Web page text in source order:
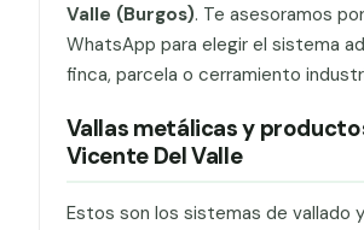
Valle (Burgos). Te asesoramos
WhatsApp para elegir el sistema
finca, parcela o cerramiento
Vallas metálicas y
Vicente Del Valle
Estos son los sistemas de vallado